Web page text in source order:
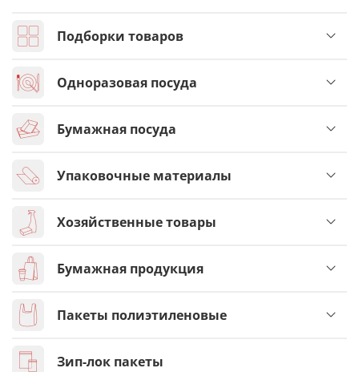
Подборки товаров
Одноразовая посуда
Бумажная посуда
Упаковочные материалы
Хозяйственные товары
Бумажная продукция
Пакеты полиэтиленовые
Зип-лок пакеты